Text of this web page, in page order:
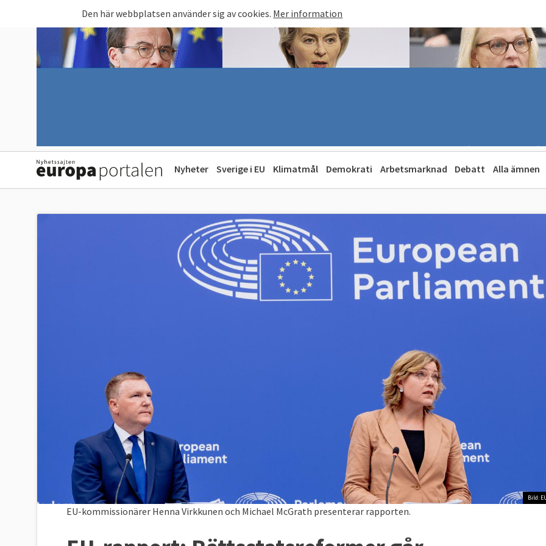
Den här webbplatsen använder sig av cookies. Mer information
Nyheter Sverige i EU Klimatmål Demokrati Arbetsmarknad Debatt Alla ämnen
Bild:
EU-kommissionärer Henna Virkkunen och Michael McGrath presenterar rapporten.